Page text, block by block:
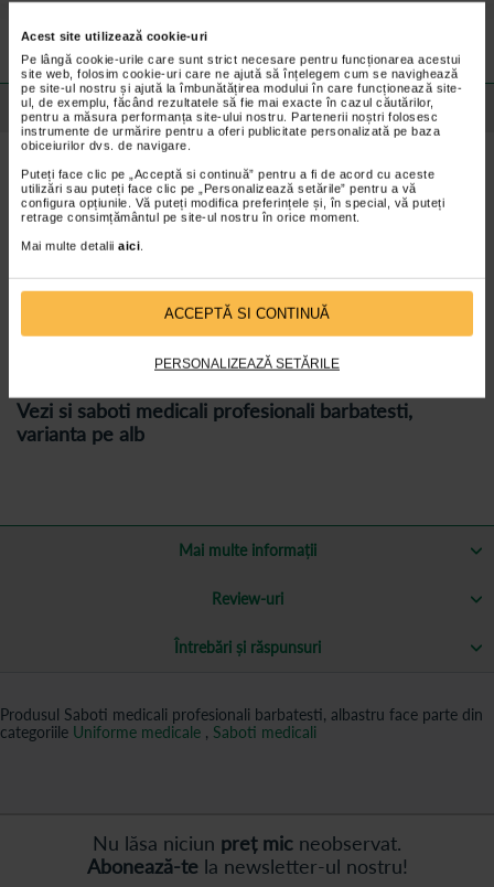
Acest site utilizează cookie-uri
Pe lângă cookie-urile care sunt strict necesare pentru funcționarea acestui
site web, folosim cookie-uri care ne ajută să înțelegem cum se navighează
pe site-ul nostru și ajută la îmbunătățirea modului în care funcționează site-
ul, de exemplu, făcând rezultatele să fie mai exacte în cazul căutărilor,
pentru a măsura performanța site-ului nostru. Partenerii noștri folosesc
instrumente de urmărire pentru a oferi publicitate personalizată pe baza
obiceiurilor dvs. de navigare.
Puteți face clic pe „Acceptă si continuă” pentru a fi de acord cu aceste
utilizări sau puteți face clic pe „Personalizează setările” pentru a vă
configura opțiunile. Vă puteți modifica preferințele și, în special, vă puteți
retrage consimțământul pe site-ul nostru în orice moment.
Mai multe detalii aici
ACCEPTĂ SI CONTINUĂ
PERSONALIZEAZĂ SETĂRILE
valabile pentru comenzile efectuate online.
Detalii despre produs
Caracteristici
Partea superioara este confectionata din piele naturala;
Sabotii sunt destinati industriei alimentare, farmaceutice sau
spitalelor;
Brant din piele, moale, forma anatomica si anti-soc;
Fete perforate pentru o aerisire mai buna a piciorului;
Inchidere cu curea reglabila;
Talpa din poliuretan, anti-alunecare, inaltime 4 cm.
Vezi si saboti medicali profesionali barbatesti,
varianta pe alb
Mai multe informații
Review-uri
Întrebări și răspunsuri
Produsul Saboti medicali profesionali barbatesti, albastru face parte din
categoriile Uniforme medicale , Saboti medicali
Nu lăsa niciun preț mic neobservat.
Abonează-tela newsletter-ul nostru!